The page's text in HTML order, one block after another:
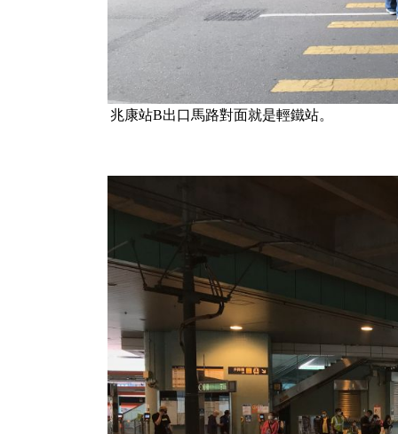
兆康站B出口馬路對面就是輕鐵站。